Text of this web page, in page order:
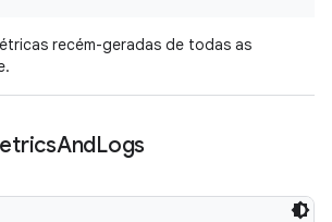
recém-geradas de todas as
AndLogs